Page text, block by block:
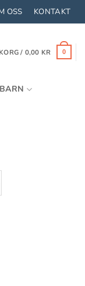
OSS KONTAKT
/ 0,00 KR 0